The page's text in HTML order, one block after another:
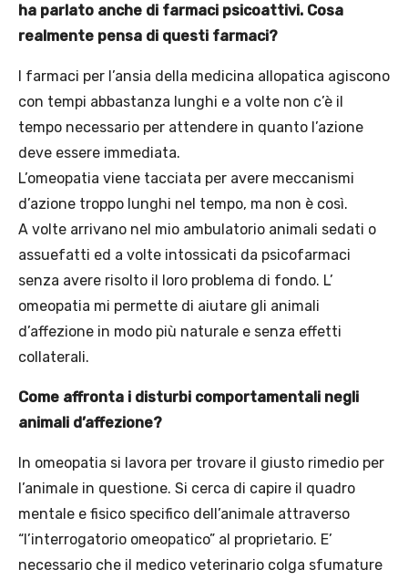
ha parlato anche di farmaci psicoattivi. Cosa
realmente pensa di questi farmaci?
I farmaci per l’ansia della medicina allopatica agiscono
con tempi abbastanza lunghi e a volte non c’è il
tempo necessario per attendere in quanto l’azione
deve essere immediata.
L’omeopatia viene tacciata per avere meccanismi
d’azione troppo lunghi nel tempo, ma non è così.
A volte arrivano nel mio ambulatorio animali sedati o
assuefatti ed a volte intossicati da psicofarmaci
senza avere risolto il loro problema di fondo. L’
omeopatia mi permette di aiutare gli animali
d’affezione in modo più naturale e senza effetti
collaterali.
Come affronta i disturbi comportamentali negli
animali d’affezione?
In omeopatia si lavora per trovare il giusto rimedio per
l’animale in questione. Si cerca di capire il quadro
mentale e fisico specifico dell’animale attraverso
“l’interrogatorio omeopatico” al proprietario. E’
necessario che il medico veterinario colga sfumature